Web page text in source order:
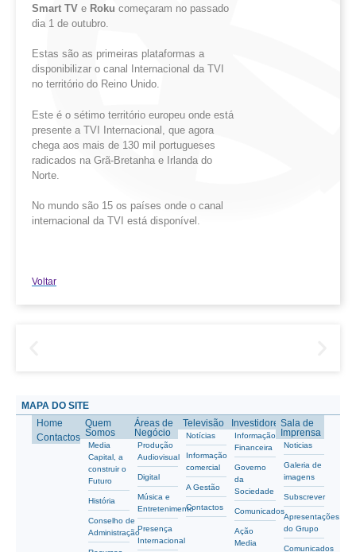
Smart TV e Roku começaram no passado
dia 1 de outubro.
Estas são as primeiras plataformas a
disponibilizar o canal Internacional da TVI
no território do Reino Unido.
Este é o sétimo território europeu onde está
presente a TVI Internacional, que agora
chega aos mais de 130 mil portugueses
radicados na Grã-Bretanha e Irlanda do
Norte.
No mundo são 15 os países onde o canal
internacional da TVI está disponível.
Voltar
MAPA DO SITE
Home
Contactos
Quem
Somos
Media
Capital, a
construir o
Futuro
História
Conselho de
Administração
Áreas de
Negócio
Produção
Audiovisual
Digital
Música e
Entretenimento
Presença
Internacional
Televisão
Notícias
Informação
comercial
A Gestão
Contactos
Investidores
Informação
Financeira
Governo
da
Sociedade
Comunicados
Ação
Media
Sala de
Imprensa
Noticias
Galeria de
imagens
Subscrever
Apresentações
do Grupo
Comunicados